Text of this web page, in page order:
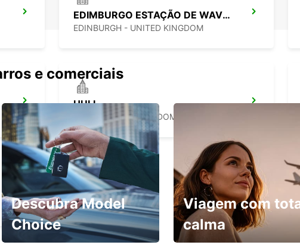
EDIMBURGO ESTAÇÃO DE WAVERLEY
EDINBURGH - UNITED KINGDOM
HULL
HULL - UNITED KINGDOM
e comerciais
Descubra Model
Choice
Viagem com
calma